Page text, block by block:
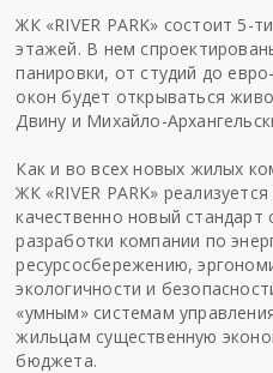
ЖК «RIVER PARK» состоит 5-
этажей. В нем
панировки, от студий до
окон будет открываться
Двину и Михайло-
Как и во всех новых жилых
ЖК «RIVER PARK»
качественно новый
разработки компании по
ресурсосбережению,
экологичности и
«умным» системам
жильцам существенную
бюджета.